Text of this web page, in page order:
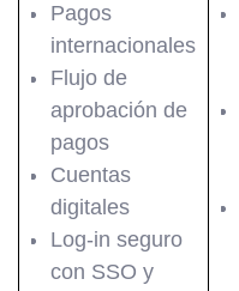
Pagos
internacionales
Flujo de
aprobación de
pagos
Cuentas
digitales
Log-in seguro
con SSO y